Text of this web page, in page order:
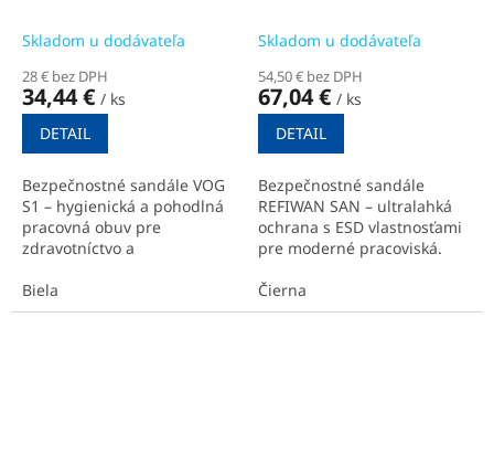
Skladom u dodávateľa
28 € bez DPH
34,44 € / ks
DETAIL
Bezpečnostné sandále VOG
S1 – hygienická a pohodlná
pracovná obuv pre
zdravotníctvo a
Biela
Skladom u dodávateľa
54,50 € bez DPH
67,04 € / ks
DETAIL
Bezpečnostné sandále
REFIWAN SAN – ultralahká
ochrana s ESD vlastnosťami
pre moderné pracoviská.
Čierna